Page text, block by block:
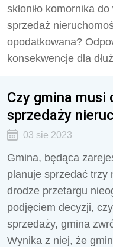
skłoniło komornika
sprzedaż
opodatkowana?
konsekwencje dla
Czy gmina
sprzedaży
03 sie 2023
Gmina, będąca
planuje sprzedać trzy
drodze przetargu
podjęciem decyzji,
sprzedaży, gmina
Wynika z niej, że